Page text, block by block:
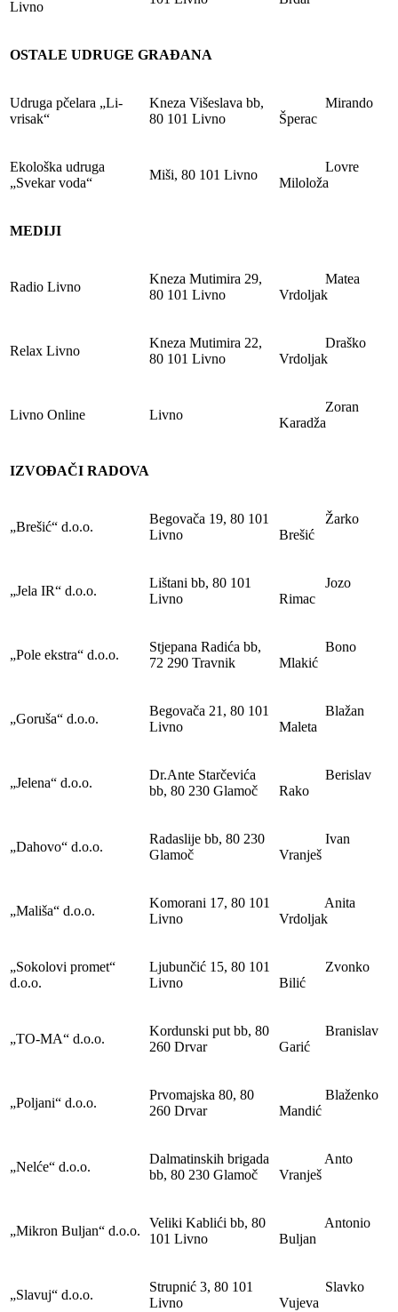
Livno
OSTALE UDRUGE GRAĐANA
Udruga pčelara „Li-
vrisak“
Kneza Višeslava bb,
80 101 Livno
Mirando
Šperac
Ekološka udruga
„Svekar voda“
Miši, 80 101 Livno
Lovre
Miloloža
MEDIJI
Radio Livno
Kneza Mutimira 29,
80 101 Livno
Matea
Vrdoljak
Relax Livno
Kneza Mutimira 22,
80 101 Livno
Draško
Vrdoljak
Livno Online Livno
Zoran
Karadža
IZVOĐAČI RADOVA
„Brešić“ d.o.o.
Begovača 19, 80 101
Livno
Žarko
Brešić
„Jela IR“ d.o.o.
Lištani bb, 80 101
Livno
Jozo
Rimac
„Pole ekstra“ d.o.o.
Stjepana Radića bb,
72 290 Travnik
Bono
Mlakić
„Goruša“ d.o.o.
Begovača 21, 80 101
Livno
Blažan
Maleta
„Jelena“ d.o.o.
Dr.Ante Starčevića
bb, 80 230 Glamoč
Berislav
Rako
„Dahovo“ d.o.o.
Radaslije bb, 80 230
Glamoč
Ivan
Vranješ
„Mališa“ d.o.o.
Komorani 17, 80 101
Livno
Anita
Vrdoljak
„Sokolovi promet“
d.o.o.
Ljubunčić 15, 80 101
Livno
Zvonko
Bilić
„TO-MA“ d.o.o.
Kordunski put bb, 80
260 Drvar
Branislav
Garić
„Poljani“ d.o.o.
Prvomajska 80, 80
260 Drvar
Blaženko
Mandić
„Nelće“ d.o.o.
Dalmatinskih brigada
bb, 80 230 Glamoč
Anto
Vranješ
„Mikron Buljan“ d.o.o.
Veliki Kablići bb, 80
101 Livno
Antonio
Buljan
„Slavuj“ d.o.o.
Strupnić 3, 80 101
Livno
Slavko
Vujeva